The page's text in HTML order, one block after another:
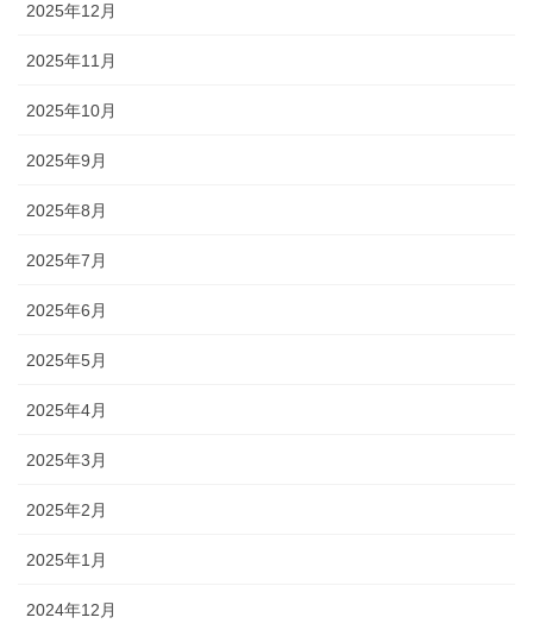
2025年12月
2025年11月
2025年10月
2025年9月
2025年8月
2025年7月
2025年6月
2025年5月
2025年4月
2025年3月
2025年2月
2025年1月
2024年12月